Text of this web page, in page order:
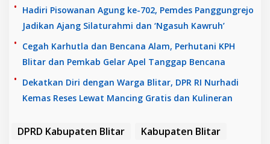
Hadiri Pisowanan Agung ke-702, Pemdes Panggungrejo
Jadikan Ajang Silaturahmi dan ‘Ngasuh Kawruh’
Cegah Karhutla dan Bencana Alam, Perhutani KPH
Blitar dan Pemkab Gelar Apel Tanggap Bencana
Dekatkan Diri dengan Warga Blitar, DPR RI Nurhadi
Kemas Reses Lewat Mancing Gratis dan Kulineran
DPRD Kabupaten Blitar Kabupaten Blitar